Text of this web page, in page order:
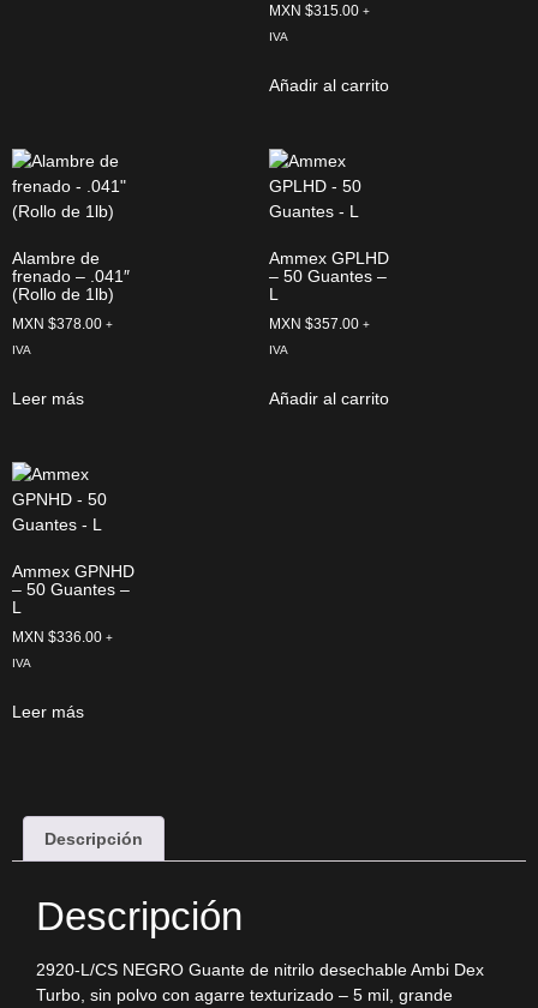
MXN $315.00 +
IVA
Añadir al carrito
Alambre de
frenado – .041″
(Rollo de 1lb)
MXN $378.00 +
IVA
Leer más
Ammex GPLHD
– 50 Guantes –
L
MXN $357.00 +
IVA
Añadir al carrito
Ammex GPNHD
– 50 Guantes –
L
MXN $336.00 +
IVA
Leer más
Descripción
Descripción
2920-L/CS NEGRO Guante de nitrilo desechable Ambi Dex
Turbo, sin polvo con agarre texturizado – 5 mil, grande